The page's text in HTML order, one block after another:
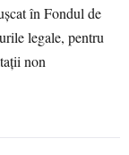
în Fondul de
legale, pentru
non